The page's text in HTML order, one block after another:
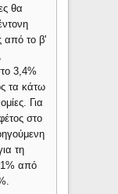
θα
από το β'
3,4%
τα κάτω
Για
στο
τη
από